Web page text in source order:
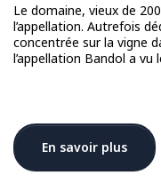
Le domaine, vieux de
l’appellation. Autrefois
concentrée sur la vigne
l’appellation Bandol a
En savoir plus